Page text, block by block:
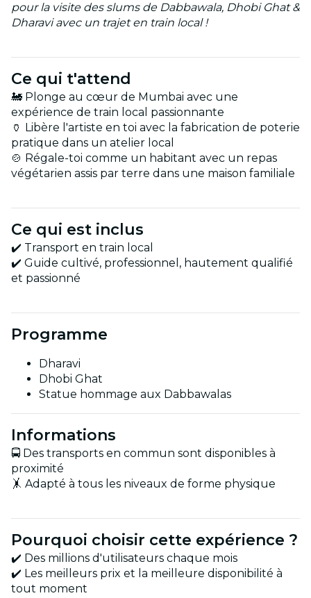
pour la visite des slums de Dabbawala, Dhobi Ghat &
Dharavi avec un trajet en train local !
Ce qui t'attend
🚂 Plonge au cœur de Mumbai avec une
expérience de train local passionnante
🏺 Libère l'artiste en toi avec la fabrication de poterie
pratique dans un atelier local
🍲 Régale-toi comme un habitant avec un repas
végétarien assis par terre dans une maison familiale
Ce qui est inclus
✔️ Transport en train local
✔️ Guide cultivé, professionnel, hautement qualifié
et passionné
Programme
Dharavi
Dhobi Ghat
Statue hommage aux Dabbawalas
Informations
🚍 Des transports en commun sont disponibles à
proximité
🤸 Adapté à tous les niveaux de forme physique
Pourquoi choisir cette expérience ?
✔️ Des millions d'utilisateurs chaque mois
✔️ Les meilleurs prix et la meilleure disponibilité à
tout moment